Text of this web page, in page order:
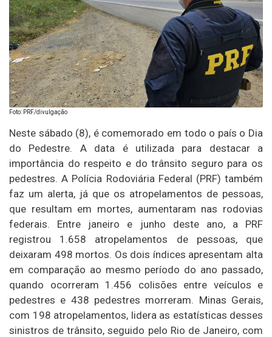
Foto: PRF/divulgação
Neste sábado (8), é comemorado em todo o país o Dia
do Pedestre. A data é utilizada para destacar a
importância do respeito e do trânsito seguro para os
pedestres. A Polícia Rodoviária Federal (PRF) também
faz um alerta, já que os atropelamentos de pessoas,
que resultam em mortes, aumentaram nas rodovias
federais. Entre janeiro e junho deste ano, a PRF
registrou 1.658 atropelamentos de pessoas, que
deixaram 498 mortos. Os dois índices apresentam alta
em comparação ao mesmo período do ano passado,
quando ocorreram 1.456 colisões entre veículos e
pedestres e 438 pedestres morreram. Minas Gerais,
com 198 atropelamentos, lidera as estatísticas desses
sinistros de trânsito, seguido pelo Rio de Janeiro, com